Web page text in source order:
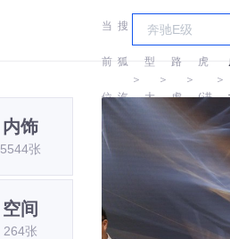
当
前
位
置:
搜
狐
汽
＞
车
型
大
＞
路
虎
＞
虎
(进
口)
＞
内饰
5544张
空间
264张